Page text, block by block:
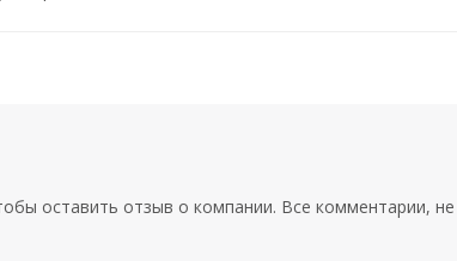
оставить отзыв о компании. Все комментарии, не